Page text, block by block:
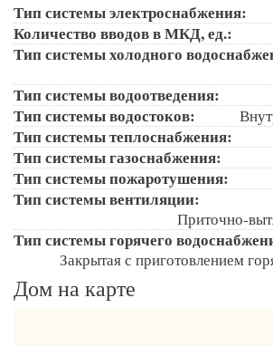
Тип системы электроснабжения:
Количество вводов в МКД, ед.:
Тип системы холодного
Тип системы водоотведения:
Тип системы водостоков:
Тип системы теплоснабжения:
Тип системы газоснабжения:
Тип системы пожаротушения:
Тип системы вентиляции:
Приточно-
Тип системы горячего
Закрытая с приготовлением
Дом на карте